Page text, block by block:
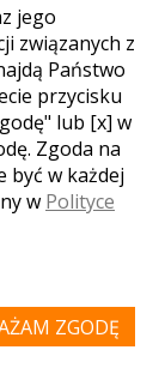
WYNIKÓW:
-
Z INNYCH
jego
związanych z
Państwo
przycisku
lub [x] w
Zgoda na
być w każdej
w Polityce
ZGODĘ